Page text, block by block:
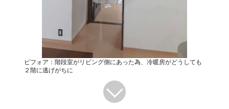
ビフォア：階段室がリビング側にあった為、冷暖房がどうしても
２階に逃げがちに